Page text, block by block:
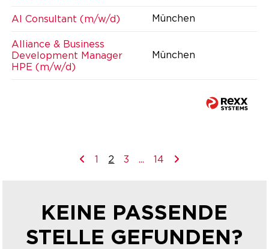
AI Consultant (m/w/d) München
Alliance & Business
Development Manager
HPE (m/w/d)
München
1 2 3 ... 14
KEINE PASSENDE
STELLE GEFUNDEN?